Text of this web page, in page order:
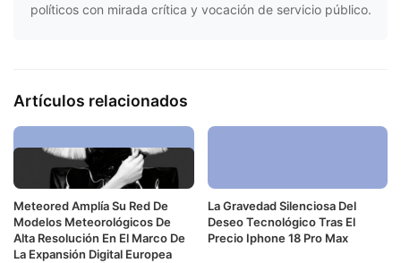
políticos con mirada crítica y vocación de servicio público.
Artículos relacionados
Meteored Amplía Su Red De
Modelos Meteorológicos De
Alta Resolución En El Marco De
La Expansión Digital Europea
La Gravedad Silenciosa Del
Deseo Tecnológico Tras El
Precio Iphone 18 Pro Max